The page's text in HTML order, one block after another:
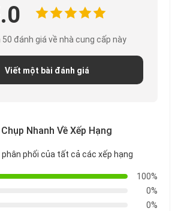
50 đánh giá về nhà cung cấp này
Viết một bài đánh giá
Nhanh Về Xếp Hạng
phân phối của tất cả các xếp hạng
100%
0%
0%